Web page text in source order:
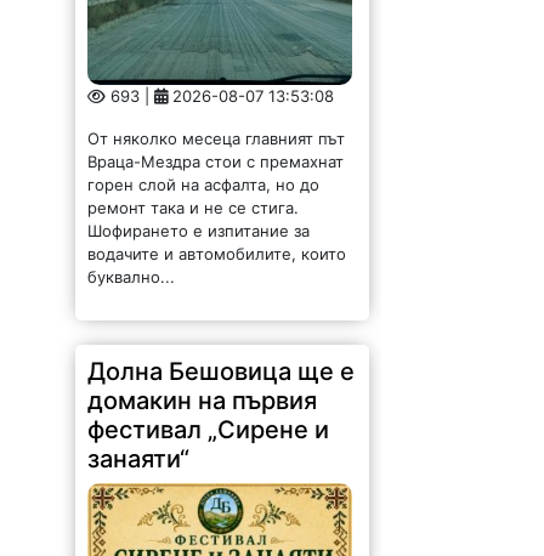
693 | 2026-08-07 13:53:08
От няколко месеца главният път
Враца-Мездра стои с премахнат
горен слой на асфалта, но до
ремонт така и не се стига.
Шофирането е изпитание за
водачите и автомобилите, които
буквално...
Долна Бешовица ще е
домакин на първия
фестивал „Сирене и
занаяти“